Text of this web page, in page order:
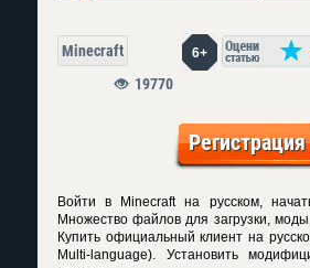
Minecraft 6+
19770
Регистрация
Войти в Minecraft на русском,
Множество файлов для загрузки,
Купить официальный клиент на
Multi-language). Установить